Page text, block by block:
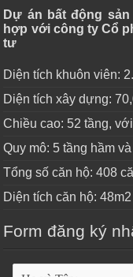
Dự án bất động
hợp với công ty Cổ
tư
Diện tích khuôn viên:
Diện tích xây dựng:
Chiều cao: 52 tầng,
Quy mô: 5 tầng hầm
Tổng số căn hộ: 408
Diện tích căn hộ:
Form đăng ký